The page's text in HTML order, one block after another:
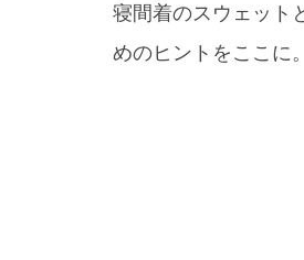
寝間着のスウェット
めのヒントをここに。